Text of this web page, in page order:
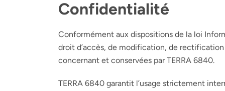
Confidentialité
Conformément aux dispositions de la loi
droit d’accès, de modification, de
concernant et conservées parTERRA 6840.
TERRA 6840 garantit l’usage strictement